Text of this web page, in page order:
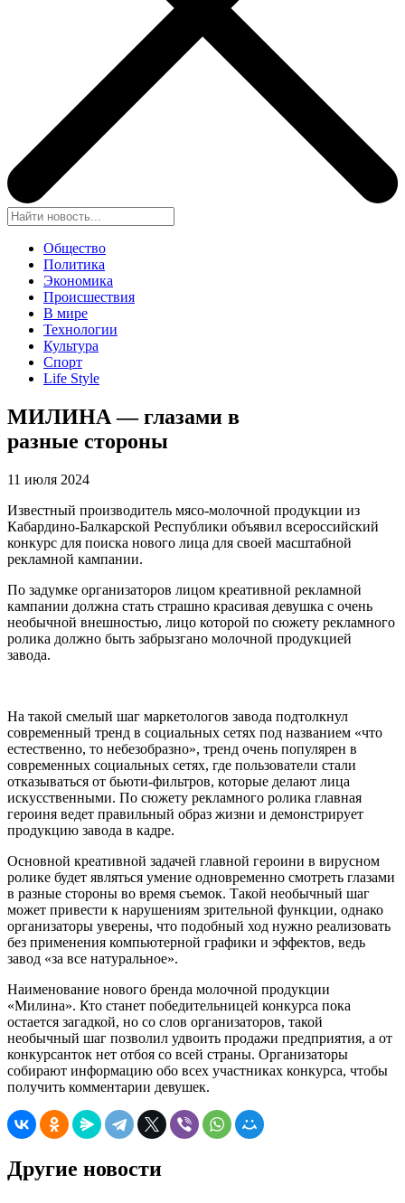
Общество
Политика
Экономика
Происшествия
В мире
Технологии
Культура
Спорт
Life Style
МИЛИНА — глазами в
разные стороны
11 июля 2024
Известный производитель мясо-молочной продукции из
Кабардино-Балкарской Республики объявил всероссийский
конкурс для поиска нового лица для своей масштабной
рекламной кампании.
По задумке организаторов лицом креативной рекламной
кампании должна стать страшно красивая девушка с очень
необычной внешностью, лицо которой по сюжету рекламного
ролика должно быть забрызгано молочной продукцией
завода.
На такой смелый шаг маркетологов завода подтолкнул
современный тренд в социальных сетях под названием «что
естественно, то небезобразно», тренд очень популярен в
современных социальных сетях, где пользователи стали
отказываться от бьюти-фильтров, которые делают лица
искусственными. По сюжету рекламного ролика главная
героиня ведет правильный образ жизни и демонстрирует
продукцию завода в кадре.
Основной креативной задачей главной героини в вирусном
ролике будет являться умение одновременно смотреть глазами
в разные стороны во время съемок. Такой необычный шаг
может привести к нарушениям зрительной функции, однако
организаторы уверены, что подобный ход нужно реализовать
без применения компьютерной графики и эффектов, ведь
завод «за все натуральное».
Наименование нового бренда молочной продукции
«Милина». Кто станет победительницей конкурса пока
остается загадкой, но со слов организаторов, такой
необычный шаг позволил удвоить продажи предприятия, а от
конкурсанток нет отбоя со всей страны. Организаторы
собирают информацию обо всех участниках конкурса, чтобы
получить комментарии девушек.
Другие новости